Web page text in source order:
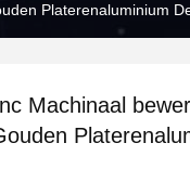
Platerenaluminium
Machinaal